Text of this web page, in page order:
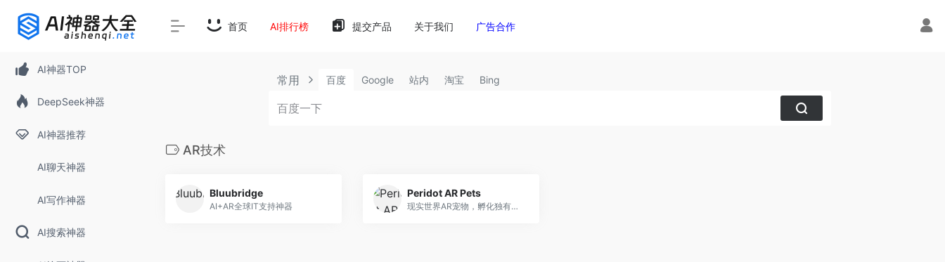
AI神器TOP
DeepSeek神器
AI神器推荐
AI聊天神器
AI写作神器
AI搜索神器
首页 AI排行榜 提交产品 关于我们 广告合作
常用 百度 Google 站内 淘宝 Bing
AR技术
Bluubridge
AI+AR全球IT支持神器
Peridot AR Pets
现实世界AR宠物，孵化独有神奇生物